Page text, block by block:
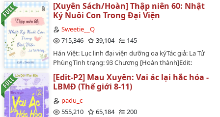
nhân vật, HE.Nguồn raw: Kho tàng đam mỹ - fanfic
Link wordpress:
https://meovip1912.wordpress.com/2017/08/13/trong-
long-vo-toi-co-mot-anh-trang-sang/…
[Xuyên Sách/Hoàn] Thập niên 60: Nhật
Ký Nuôi Con Trong Đại Viện
Sweetie__Q
715,346
39,104
145
Hán Việt: Lục linh đại viện dưỡng oa kýTác giả: La Tử
PhùngTình trạng: 93 Chương [Hoàn thành]Edit:
Sweetie Convert: Reine Dunkeln & Hà My Tống231
(wikidich)Link convert:
https://wikisach.com/truyen/xuyen-thu-60-dai-vien-
duong-oa-ky-trong--Yee9N1S4CHauW96H#!Thể loại:
Nguyên sang, Ngôn tình, Hiện đại, HE, Tình cảm, Ngọt
[Edit-P2] Mau Xuyên: Vai ác lại hắc hóa -
LBMĐ (Thế giới 8-11)
padu_c
555,210
65,184
200